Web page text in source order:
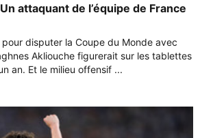
attaquant de l’équipe de France
disputer la Coupe du Monde avec
Akliouche figurerait sur les tablettes
an. Et le milieu offensif ...